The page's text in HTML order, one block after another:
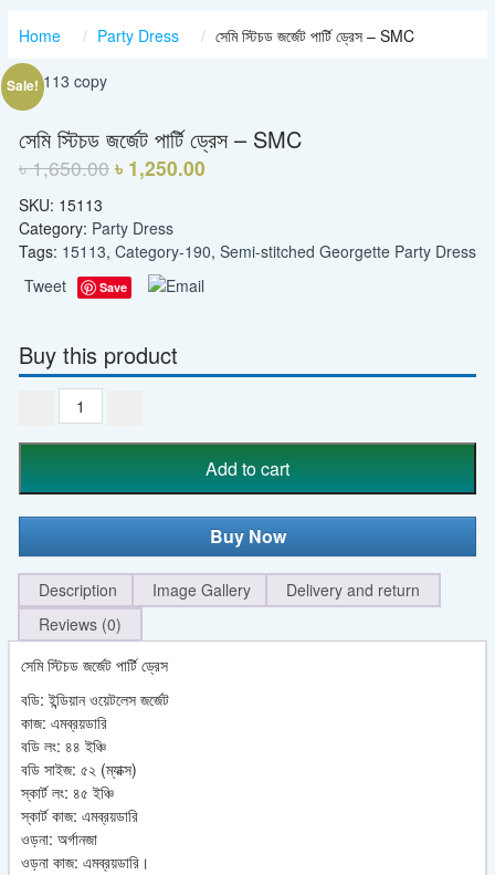
Home Party Dress সেমি স্টিচড জর্জেট পার্টি ড্রেস – SMC
Sale!
সেমি স্টিচড জর্জেট পার্টি ড্রেস – SMC
৳1,650.00 ৳ 1,250.00
SKU: 15113
Category: Party Dress
Tags: 15113, Category-190, Semi-stitched Georgette Party Dress
Tweet
Save
Buy this product
সেমি
স্টিচড
জর্জেট
ড্রেস
-
quantity
Add to cart
Buy Now
Description Image Gallery
Delivery and return
Reviews (0)
সেমি স্টিচড জর্জেট পার্টি ড্রেস
বডি: ইন্ডিয়ান ওয়েটলেস জর্জেট
কাজ: এমব্রয়ডারি
বডি লং: ৪৪ ইঞ্চি
বডি সাইজ: ৫২ (ম্যাক্স)
স্কার্ট লং: ৪৫ ইঞ্চি
স্কার্ট কাজ: এমব্রয়ডারি
ওড়না: অর্গানজা
ওড়না কাজ: এমব্রয়ডারি।